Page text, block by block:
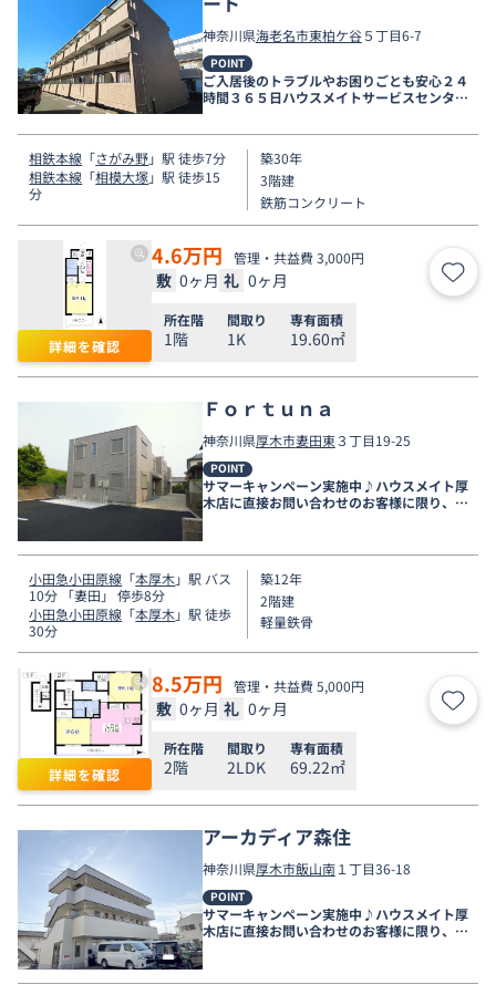
神奈川県海老名市東柏ケ谷５丁目6-7
POINT
ご入居後のトラブルやお困りごとも安心２４
時間３６５日ハウスメイトサービスセンター
電話受付対応。
相鉄本線 「さがみ野」駅 徒歩7分
相鉄本線 「相模大塚」駅 徒歩15
分
築30年
3階建
鉄筋コンクリート
詳細を確認
4.6万円 管理・共益費 3,000円
敷 0ヶ月 礼 0ヶ月 お気
所在階
1階
間取り
1K
専有面積
19.60㎡
Ｆｏｒｔｕｎａ
神奈川県厚木市妻田東３丁目19-25
POINT
サマーキャンペーン実施中♪ハウスメイト厚
木店に直接お問い合わせのお客様に限り、９
月末まで家賃無料♪
小田急小田原線 「本厚木」駅 バス
10分 「妻田」 停歩8分
小田急小田原線 「本厚木」駅 徒歩
30分
築12年
2階建
軽量鉄骨
詳細を確認
8.5万円 管理・共益費 5,000円
敷 0ヶ月 礼 0ヶ月 お気
所在階
2階
間取り
2LDK
専有面積
69.22㎡
アーカディア森住
神奈川県厚木市飯山南１丁目36-18
POINT
サマーキャンペーン実施中♪ハウスメイト厚
木店に直接お問い合わせのお客様に限り、９
月末まで家賃無料♪